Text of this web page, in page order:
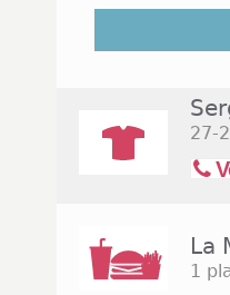
La commune
de la
dimanche de
& Aston, Jeff
Plusieurs
ville: 3
27-
La
1